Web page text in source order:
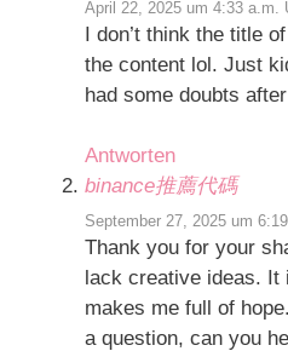
April 22, 2025 um 4:33 a.m.
I don’t think the title
the content lol. Just
had some doubts
Antworten
binance推薦代碼
September 27, 2025 um
Thank you for your
lack creative ideas. It
makes me full of
a question, can you